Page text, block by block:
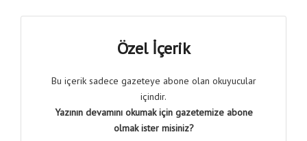
Özel İçerik
Bu içerik sadece gazeteye abone olan okuyucular
içindir.
Yazının devamını okumak için gazetemize abone
olmak ister misiniz?